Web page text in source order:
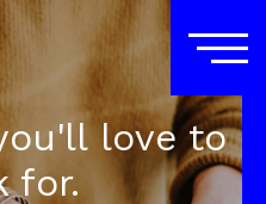
love to
for.